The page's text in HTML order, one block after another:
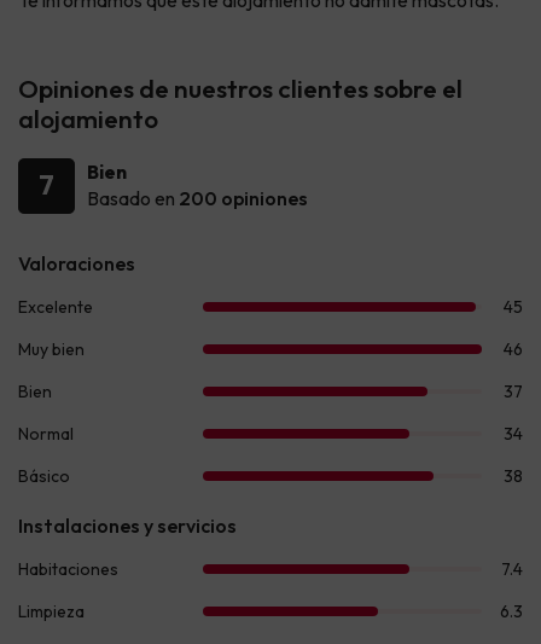
Opiniones de nuestros clientes sobre el
alojamiento
7
Bien
Basado en 200 opiniones